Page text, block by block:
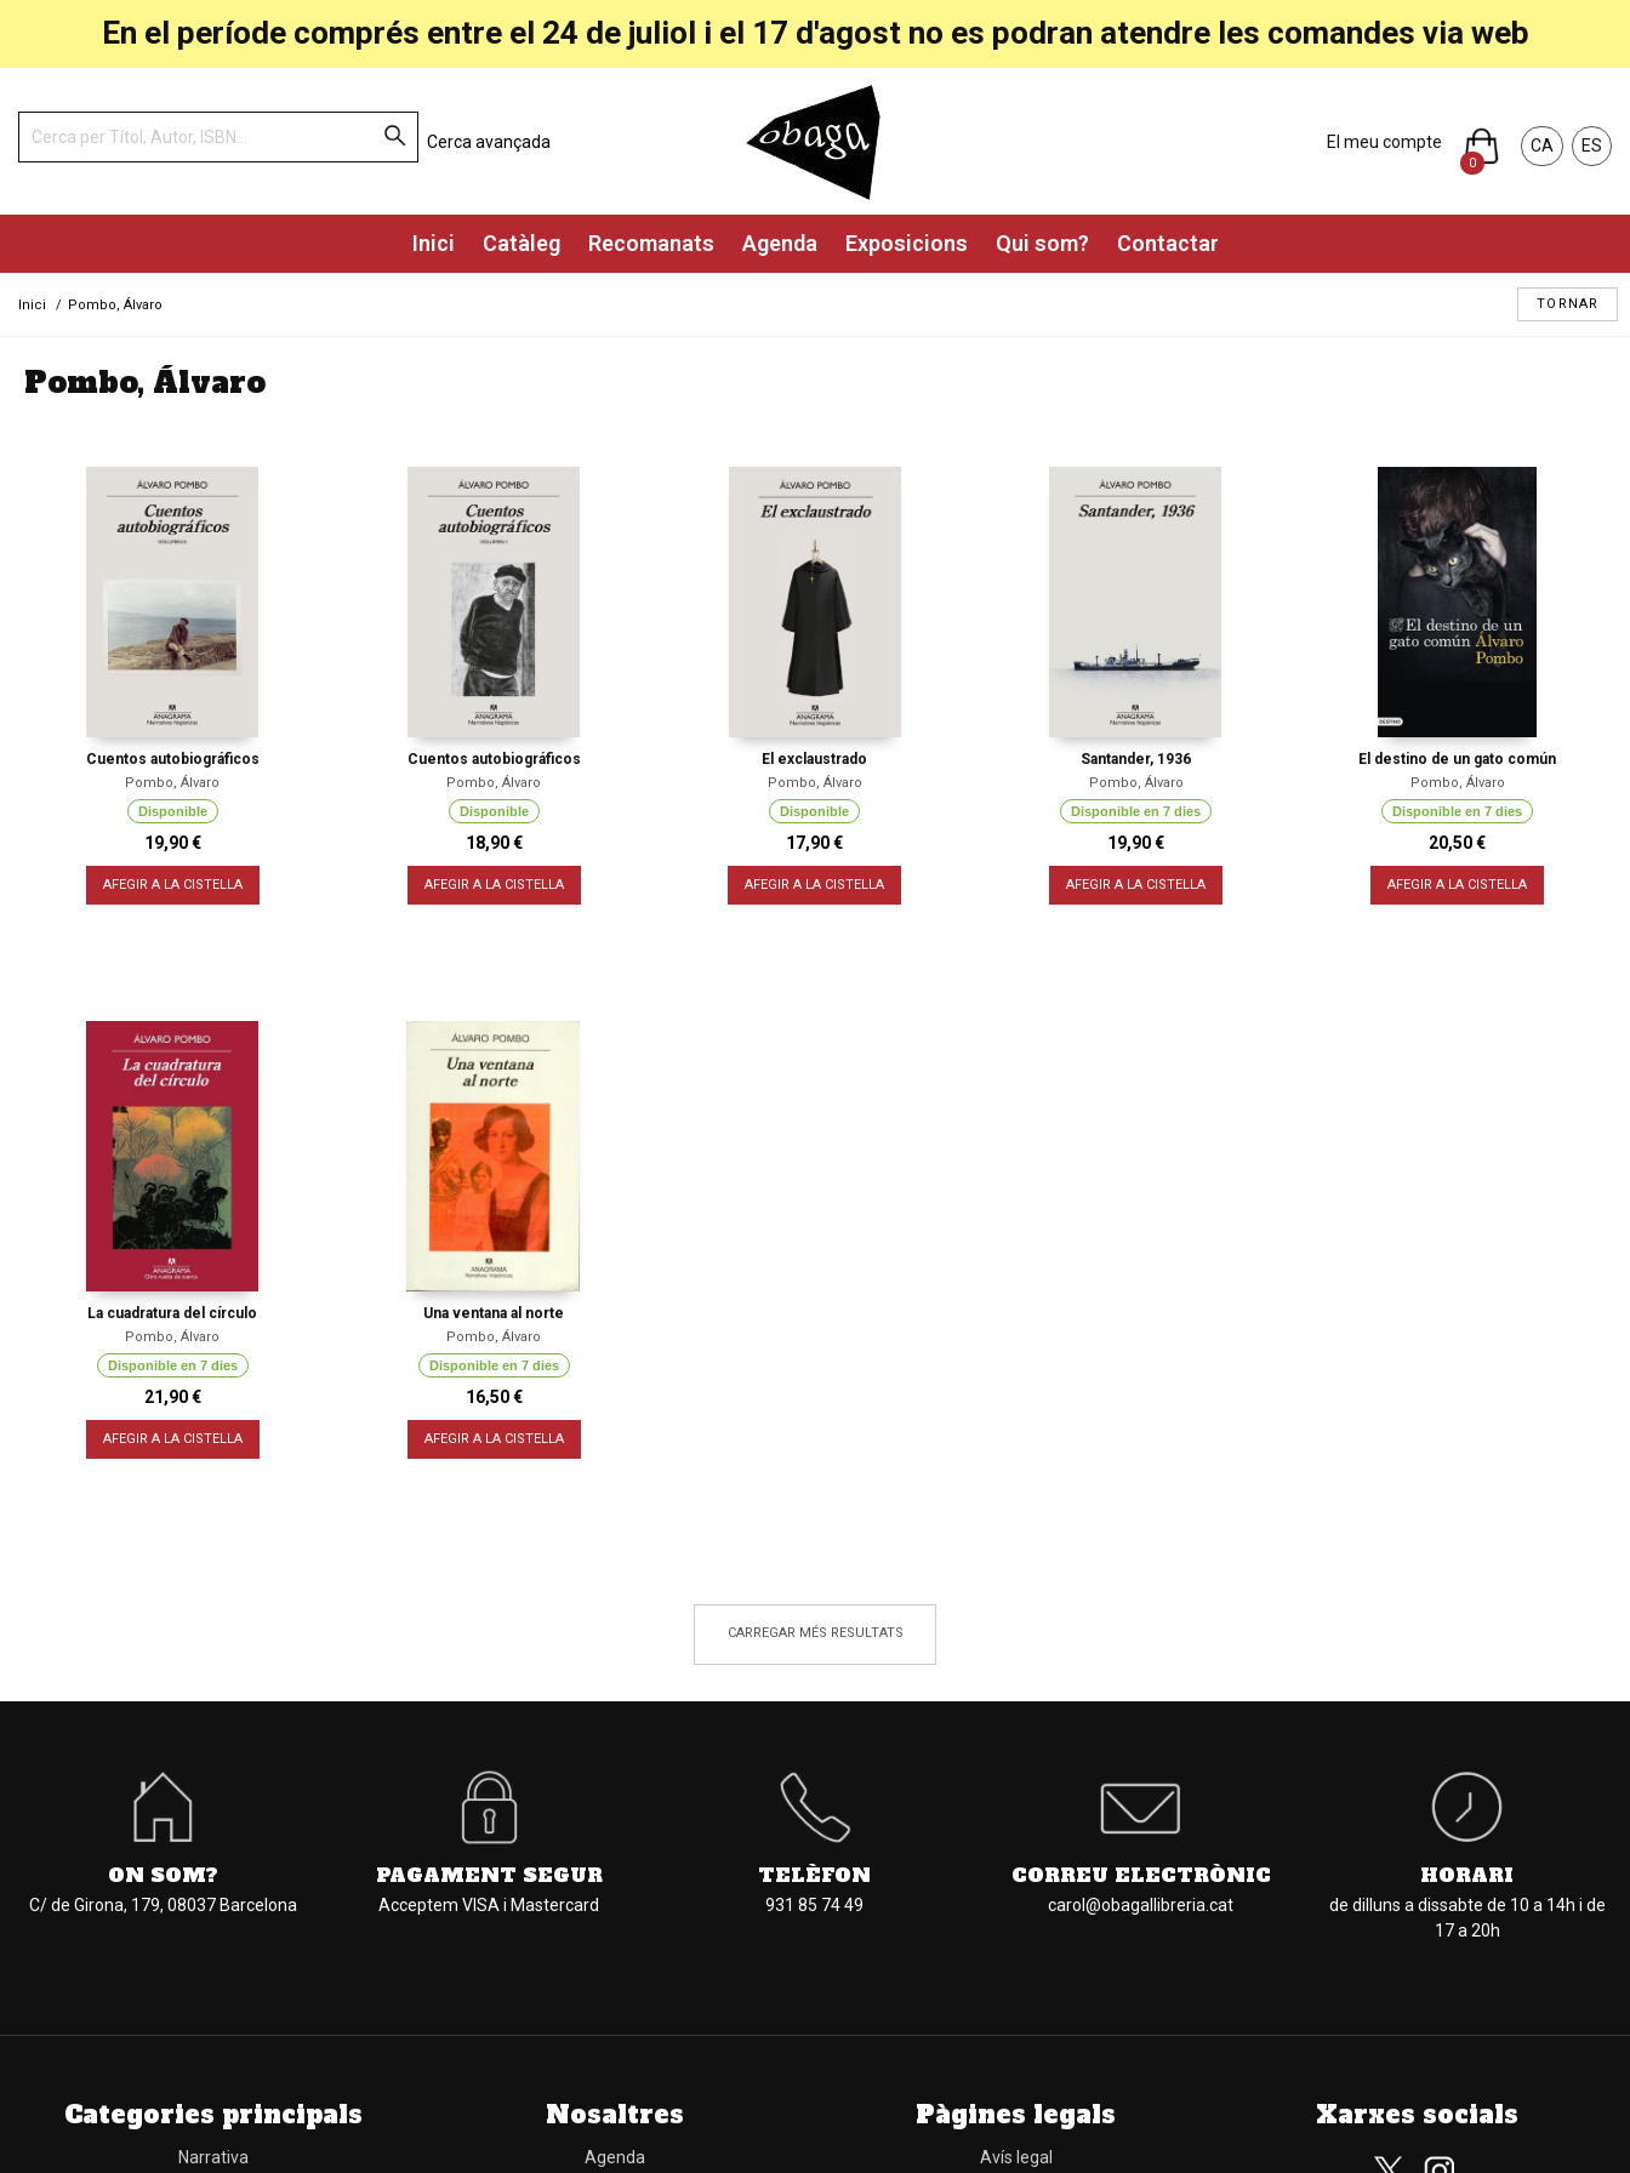
En el període comprés entre el 24 de juliol i el 17 d'agost no es podran atendre les comandes via web
CA ES
El meu compte
0
Inici Catàleg Recomanats Agenda Exposicions Qui som? Contactar
Cerca avançada
Inici / Pombo, Álvaro TORNAR
Pombo, Álvaro
Cuentos autobiográficos
Pombo, Álvaro
Disponible
19,90 €
AFEGIR A LA CISTELLA
Cuentos autobiográficos
Pombo, Álvaro
Disponible
18,90 €
AFEGIR A LA CISTELLA
El exclaustrado
Pombo, Álvaro
Disponible
17,90 €
AFEGIR A LA CISTELLA
Santander, 1936
Pombo, Álvaro
Disponible en 7 dies
19,90 €
AFEGIR A LA CISTELLA
El destino de un gato común
Pombo, Álvaro
Disponible en 7 dies
20,50 €
AFEGIR A LA CISTELLA
La cuadratura del círculo
Pombo, Álvaro
Disponible en 7 dies
21,90 €
AFEGIR A LA CISTELLA
Una ventana al norte
Pombo, Álvaro
Disponible en 7 dies
16,50 €
AFEGIR A LA CISTELLA
CARREGAR MÉS RESULTATS
ON SOM?
C/ de Girona, 179, 08037 Barcelona
PAGAMENT SEGUR
Acceptem VISA i Mastercard
TELÈFON
931 85 74 49
CORREU ELECTRÒNIC
carol@obagallibreria.cat
HORARI
de dilluns a dissabte de 10 a 14h i de
17 a 20h
Categories principals
Narrativa
Nosaltres
Agenda
Pàgines legals
Avís legal
Xarxes socials